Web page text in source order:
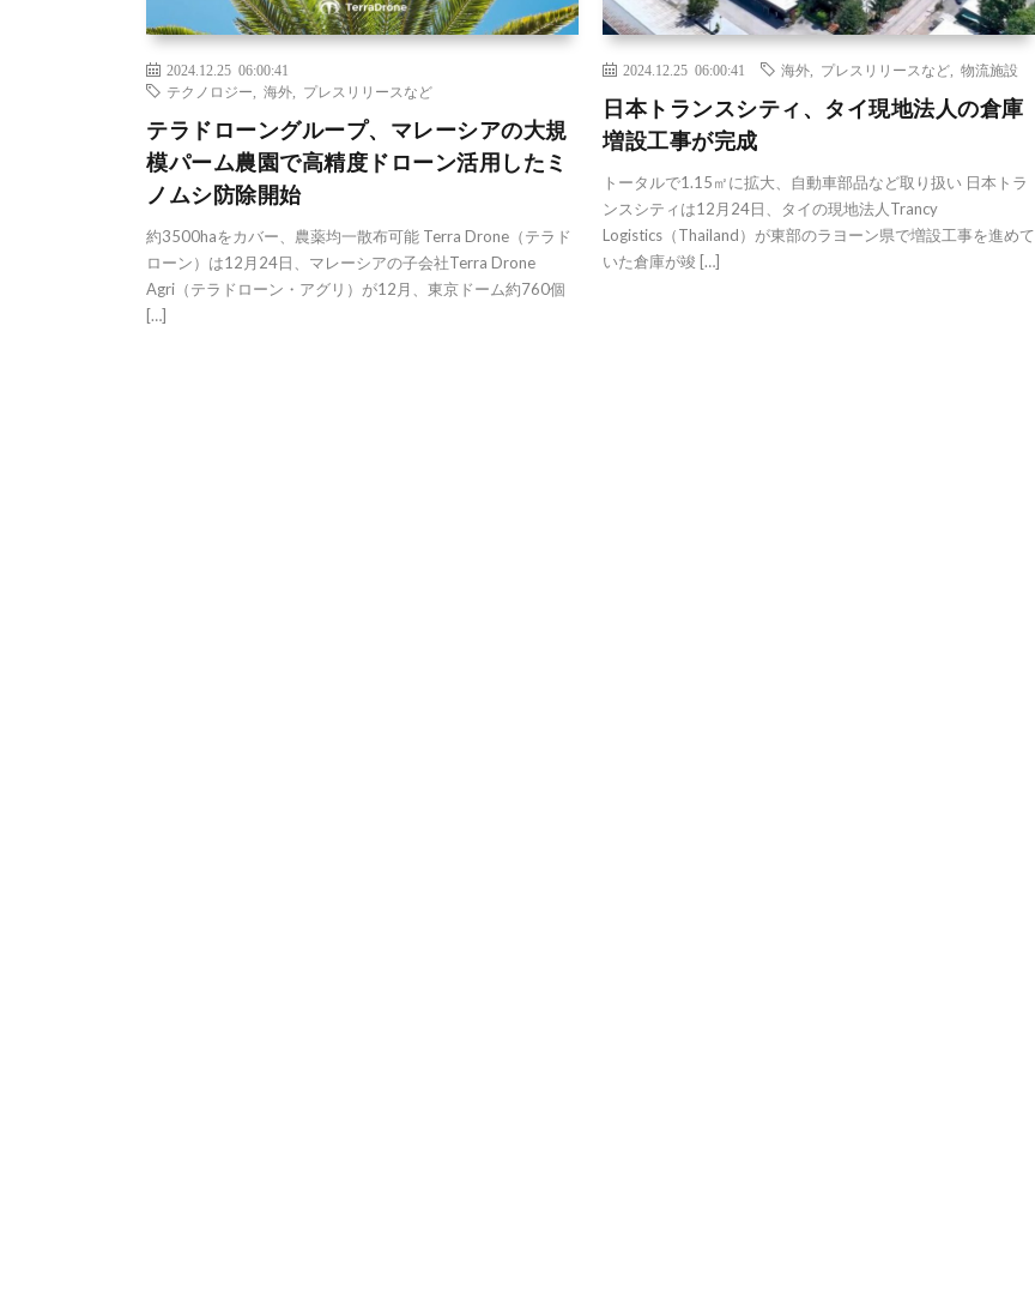
2024.12.25 06:00:41
テクノロジー
海外 プレスリリースなど
テラドローングループ、マレーシアの大規
模パーム農園で高精度ドローン活用したミ
ノムシ防除開始
約3500haをカバー、農薬均一散布可能 Terra Drone（テラド
ローン）は12月24日、マレーシアの子会社Terra Drone
Agri（テラドローン・アグリ）が12月、東京ドーム約760個
[…]
2024.12.25 06:00:41 海外 プレスリリースなど ,物流施設
日本トランスシティ、タイ現地法人の倉庫
増設工事が完成
トータルで1.15㎡に拡大、自動車部品など取り扱い 日本トラ
ンスシティは12月24日、タイの現地法人Trancy
Logistics（Thailand）が東部のラヨーン県で増設工事を進めて
いた倉庫が竣 […]